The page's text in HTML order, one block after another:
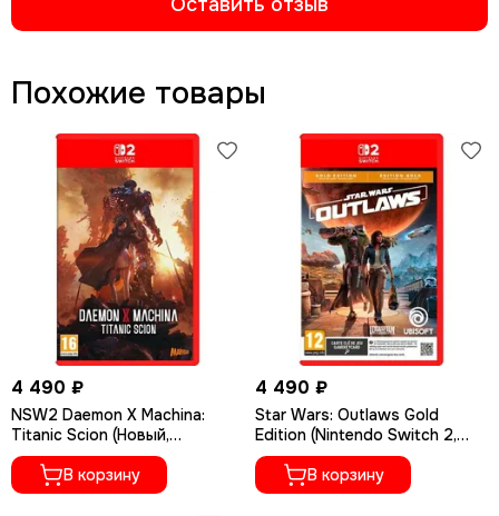
Похожие товары
4 490 ₽
NSW2 Daemon X Machina:
Titanic Scion (Новый,
Английская версия)
В корзину
4 490 ₽
Star Wars: Outlaws Gold
Edition (Nintendo Switch 2,
Русские субтитры, Новый)
В корзину